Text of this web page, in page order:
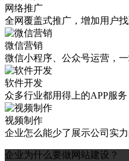
网络推广
全网覆盖式推广，增加用户找
微信营销
微信小程序、公众号运营，一
软件开发
众多行业都用得上的APP服务
视频制作
企业怎么能少了展示公司实力
企业为什么要做网站建设？